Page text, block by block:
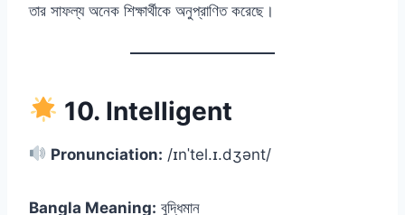
তার সাফল্য অনেক শিক্ষার্থীকে অনুপ্রাণিত করেছে।
10. Intelligent
Pronunciation: /ɪnˈtel.ɪ.dʒənt/
Bangla Meaning: বুদ্ধিমান